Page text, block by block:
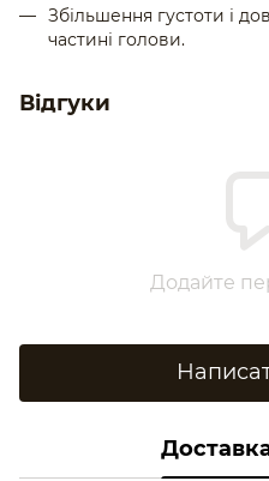
Збільшення густоти і
частині голови.
Відгуки
Додайте